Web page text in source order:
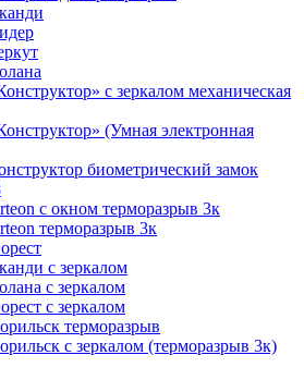
с зеркалом механическая
(Умная электронная
биометрический замок
с окном терморазрыв 3к
терморазрыв 3к
с зеркалом
с зеркалом
с зеркалом
терморазрыв
с зеркалом (терморазрыв 3к)